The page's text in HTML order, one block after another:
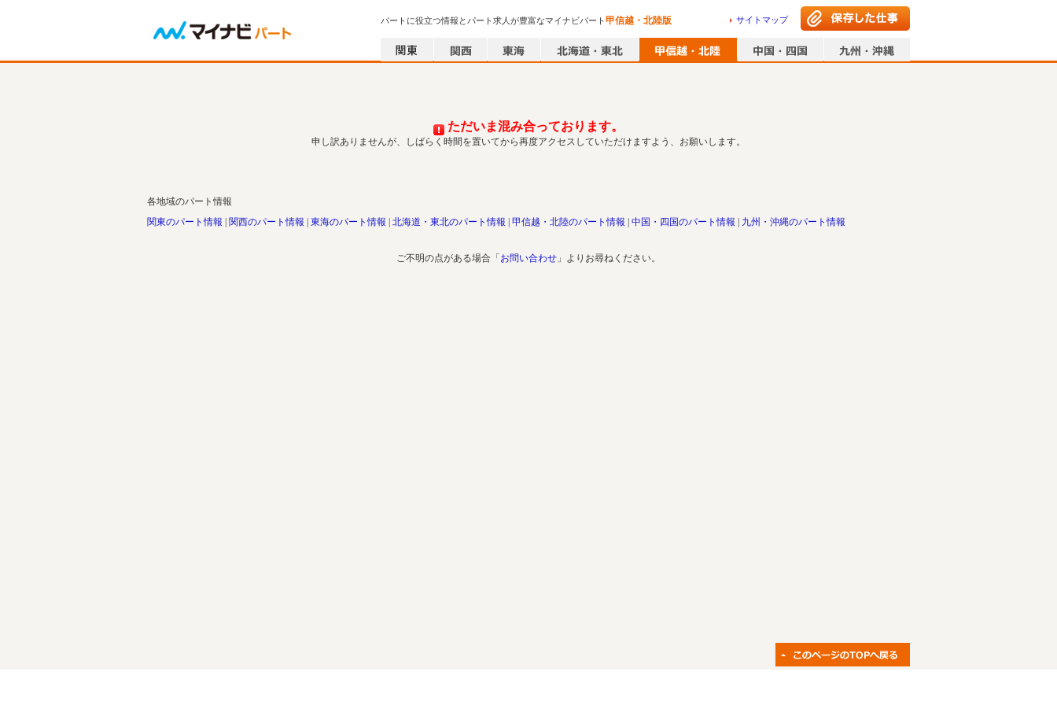
パートに役立つ情報とパート求人が豊富なマイナビパート甲信越・北陸版 サイトマップ
ただいま混み合っております。
申し訳ありませんが、しばらく時間を置いてから再度アクセスしていただけますよう、お願いします。
各地域のパート情報
関東のパート情報
関西のパート情報 東海のパート情報 北海道・東北のパート情報 甲信越・北陸のパート情報 中国・四国のパート情報 九州・沖縄のパート情報
ご不明の点がある場合「 お問い合わせ 」よりお尋ねください。